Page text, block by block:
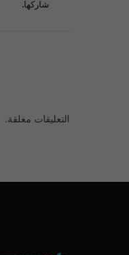
شاركها.
التعليقات مغلقة.